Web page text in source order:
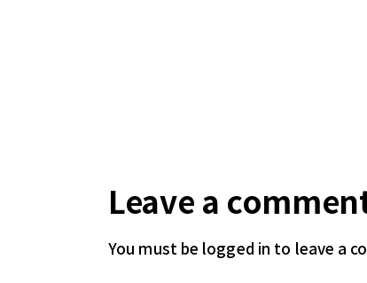
Leave a
You must be logged in to leave a